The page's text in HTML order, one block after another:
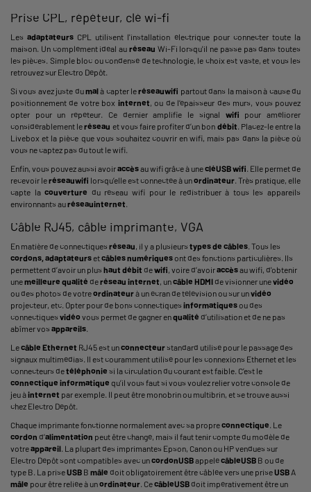
Prise CPL, répéteur, clé wi-fi
Lesadaptateurs CPL
utilisent l'installation électrique pour connecter toute la
maison. Un complément idéal au réseau Wi-Fi lorsqu'il ne passe pas dans toutes
les pièces. Simple bloc ou condensé de technologie, le choix est vaste, et vous les
retrouvez sur Electro Dépôt.
Si vous avez juste dumalà capter leréseauwifi partout dans la maison à cause du
positionnement de votre box internet, ou de l’épaisseur des murs, vous pouvez
opter pour un répéteur. Ce dernier amplifie le signal wifi pour améliorer
considérablement leréseau et vous faire profiter d’un bon débit. Placez-le entre la
Livebox et la pièce que vous souhaitez couvrir en wifi, mais pas dans la pièce où
vous ne captez pas du tout le wifi.
Enfin, vous pouvez aussi avoiraccèsau wifi grâce à unecléUSB wifi. Elle permet de
recevoir leréseauwifi lorsqu’elle est connectée à unordinateur. Très pratique, elle
capte lacouverture du réseau wifi pour le redistribuer à tous les appareils
environnants auréseauinternet.
Câble RJ45, câble imprimante, VGA
En matière de connectiques réseau, il y a plusieurs types de câbles. Tous les
cordons, adaptateursetcâbles numériquesont des fonctions particulières. Ils
permettent d’avoir un plus haut débit dewifi, voire d’avoiraccèsau wifi, d'obtenir
unemeilleure qualité deréseau internet, uncâble HDMIde visionner unevidéo
ou des photos de votreordinateurà un écran de télévision ou sur unvidéo
projecteur, etc. Opter pour de bons connectiques informatiquesou des
connectiques vidéo vous permet de gagner enqualité d’utilisation et de ne pas
abîmer vos appareils.
Lecâble Ethernet RJ45est unconnecteurstandard utilisé pour le passage des
signaux multimédias. Il est couramment utilisé pour les connexions Ethernet et les
connecteurs detéléphonie si la circulation du courant est faible. C’est le
connectique informatique qu’il vous faut si vous voulez relier votre console de
jeu àinternet par exemple. Il peut être monobrin ou multibrin, et se trouve aussi
chez Electro Dépôt.
Chaque imprimante fonctionne normalement avec sa propreconnectique. Le
cordon d’alimentation peut être changé, mais il faut tenir compte du modèle de
votreappareil. La plupart des imprimantes Epson, Canon ou HP vendues sur
Electro Dépôt sont compatibles avec uncordonUSBappelécâbleUSB B ou de
type B. La priseUSB B mâle doit obligatoirement être câblée vers une priseUSB A
mâle pour être reliée à unordinateur. CecâbleUSBdoit impérativement être un